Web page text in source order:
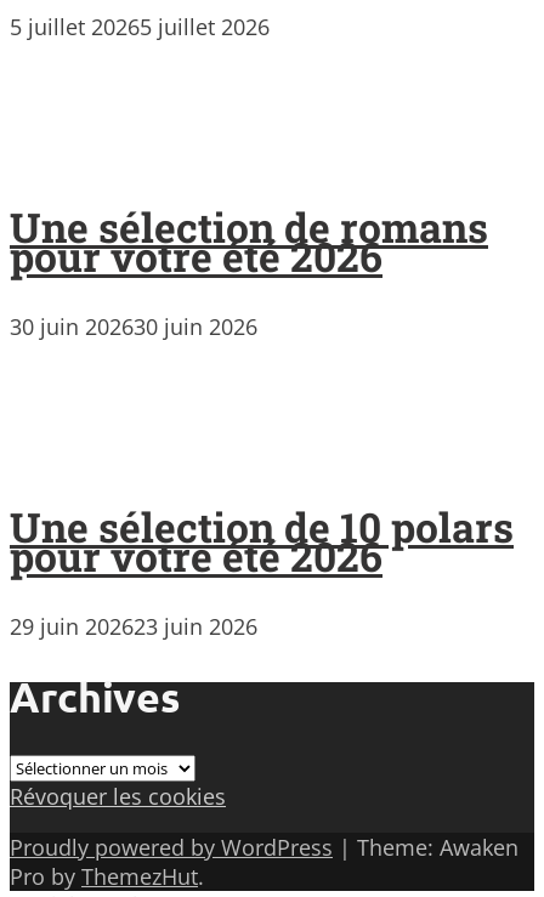
5 juillet 20265 juillet 2026
Une sélection de romans
pour votre été 2026
30 juin 202630 juin 2026
Une sélection de 10 polars
pour votre été 2026
29 juin 202623 juin 2026
Archives
Archives
Révoquer les cookies
Proudly powered by WordPress | Theme: Awaken
Pro by ThemezHut.